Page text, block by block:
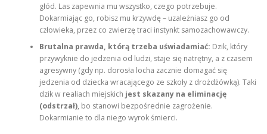
głód. Las zapewnia mu wszystko, czego potrzebuje.
Dokarmiając go, robisz mu krzywdę – uzależniasz go od
człowieka, przez co zwierzę traci instynkt samozachowawczy.
Brutalna prawda, którą trzeba uświadamiać: Dzik, który
przywyknie do jedzenia od ludzi, staje się natrętny, a z czasem
agresywny (gdy np. dorosła locha zacznie domagać się
jedzenia od dziecka wracającego ze szkoły z drożdżówką). Taki
dzik w realiach miejskich jest skazany na eliminację
(odstrzał), bo stanowi bezpośrednie zagrożenie.
Dokarmianie to dla niego wyrok śmierci.